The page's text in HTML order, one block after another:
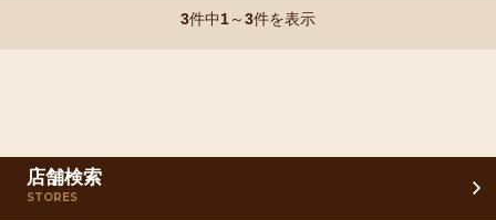
3件中1～3件を表示
店舗検索
STORES